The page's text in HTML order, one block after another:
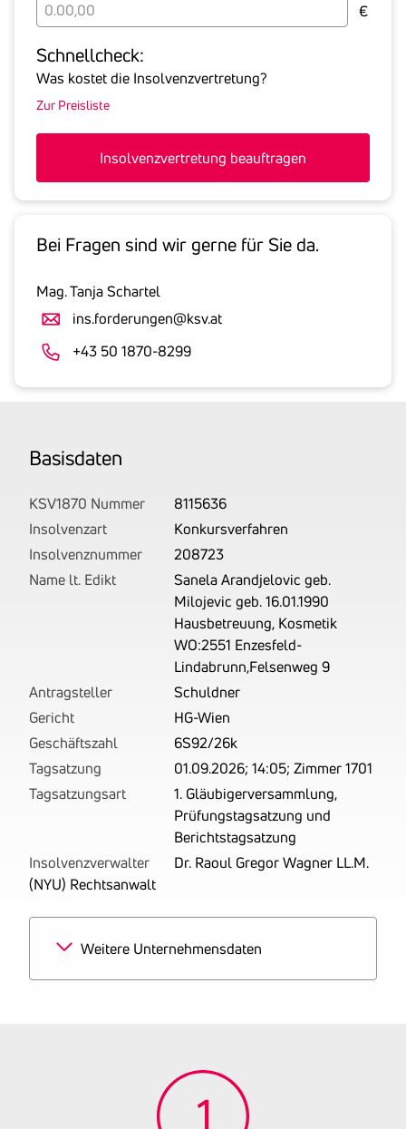
die
aller
offenen
Schuldner
gesetzlicher
an.
Der
angemeldete
rechtlich
korrekt
erhoben.
€
Schnell­check:
Was kostet die Insolvenzvertretung?
Zur Preisliste
Insolvenzvertretung beauftragen
Bei Fragen sind wir gerne für Sie da.
Mag. Tanja Schartel
ins.forderungen@ksv.at
+43 50 1870-8299
Basis­daten
KSV1870 Nummer
8115636
Insolvenzart
Konkursverfahren
Insolvenznummer
208723
Name lt. Edikt
Sanela Arandjelovic geb.
Milojevic geb. 16.01.1990
Hausbetreuung, Kosmetik
WO:2551 Enzesfeld-
Lindabrunn,Felsenweg 9
Antragsteller
Schuldner
Gericht
HG-Wien
Geschäftszahl
6S92/26k
Tagsatzung
01.09.2026; 14:05; Zimmer 1701
Tagsatzungsart
1. Gläubigerversammlung,
Prüfungstagsatzung und
Berichtstagsatzung
Insolvenzverwalter
Dr. Raoul Gregor Wagner LL.M.
(NYU) Rechtsanwalt
Weitere Unternehmensdaten
Reinigungstätigkeiten
einschließlich
objektbezogener einfacher